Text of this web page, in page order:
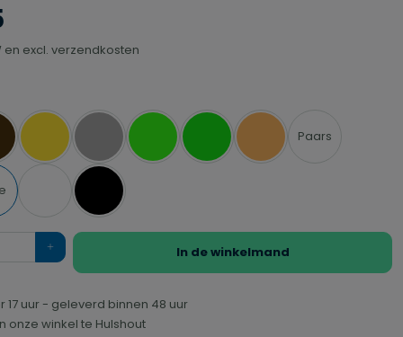
en excl. verzendkosten
Geel Grijs Groen Limoen Oranje
Paars
Zwart
In de winkelmand
17 uur - geleverd binnen 48 uur
onze winkel te Hulshout